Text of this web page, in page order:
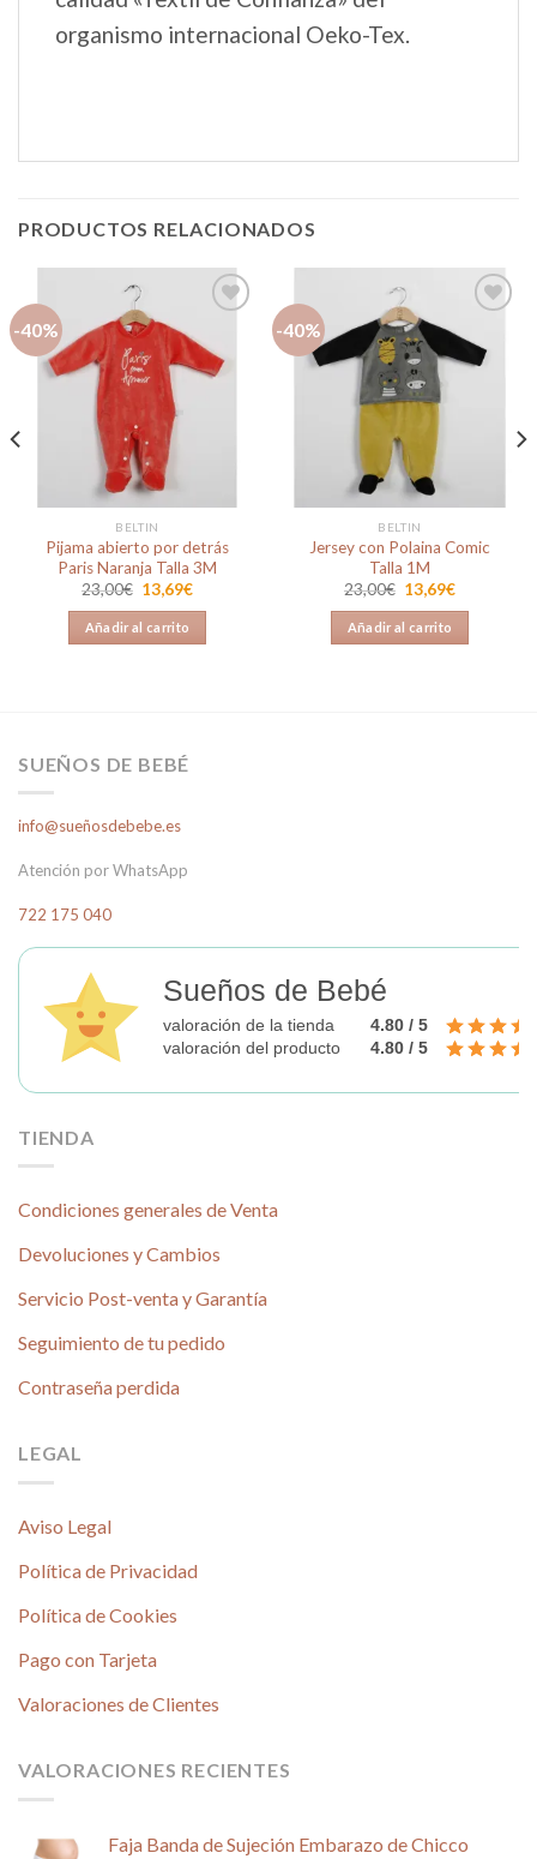
organismo internacional Oeko-Tex.
PRODUCTOS RELACIONADOS
-40%
Añadir
BELTIN
Pijama abierto por detrás
Paris Naranja Talla 3M
23,00€ El
precio
original
era:
23,00€.
13,69€El
13,69€.
Añadir al carrito
-40%
Añadir
BELTIN
Jersey con Polaina Comic
Talla 1M
23,00€ El
precio
original
era:
23,00€.
13,69€El
13,69€.
Añadir al carrito
SUEÑOS DE BEBÉ
info@sueñosdebebe.es
Atención por WhatsApp
722 175 040
Sueños de Bebé
valoración de la tienda
4.80 / 5
valoración del producto
4.80 / 5
TIENDA
Condiciones generales de Venta
Devoluciones y Cambios
Servicio Post-venta y Garantía
Seguimiento de tu pedido
Contraseña perdida
LEGAL
Aviso Legal
Política de Privacidad
Política de Cookies
Pago con Tarjeta
Valoraciones de Clientes
VALORACIONES RECIENTES
Faja Banda de Sujeción Embarazo de Chicco